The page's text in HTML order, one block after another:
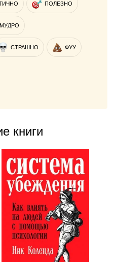
ПОЛЕЗНО
МУДРО
СТРАШНО ФУУ
книги